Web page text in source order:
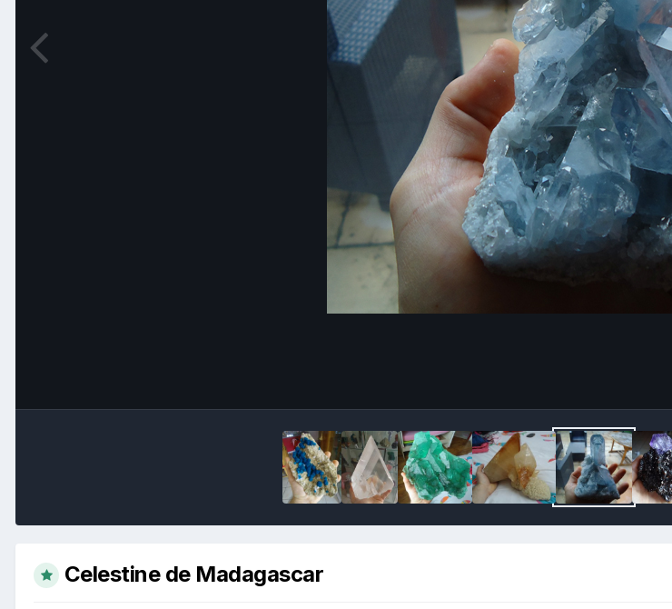
Celestine de Madagascar